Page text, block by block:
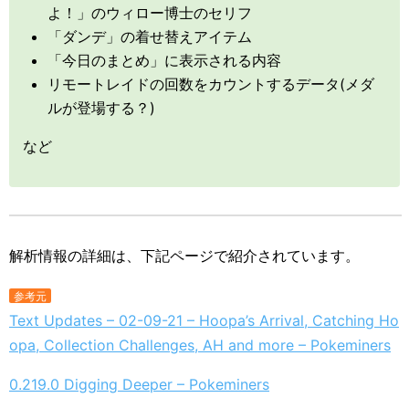
よ！」のウィロー博士のセリフ
「ダンデ」の着せ替えアイテム
「今日のまとめ」に表示される内容
リモートレイドの回数をカウントするデータ(メダ
ルが登場する？)
など
解析情報の詳細は、下記ページで紹介されています。
参考元
Text Updates – 02-09-21 – Hoopa’s Arrival, Catching Ho
opa, Collection Challenges, AH and more – Pokeminers
0.219.0 Digging Deeper – Pokeminers